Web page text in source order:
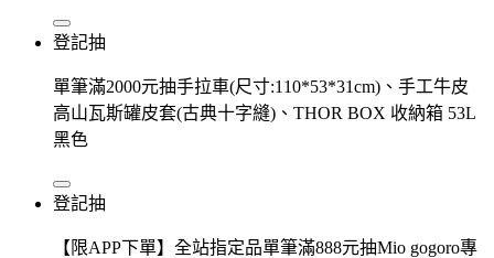
登記抽
單筆滿2000元抽手拉車(尺寸:110*53*31cm)、手工牛皮
高山瓦斯罐皮套(古典十字縫)、THOR BOX 收納箱 53L
黑色
登記抽
【限APP下單】全站指定品單筆滿888元抽Mio gogoro專